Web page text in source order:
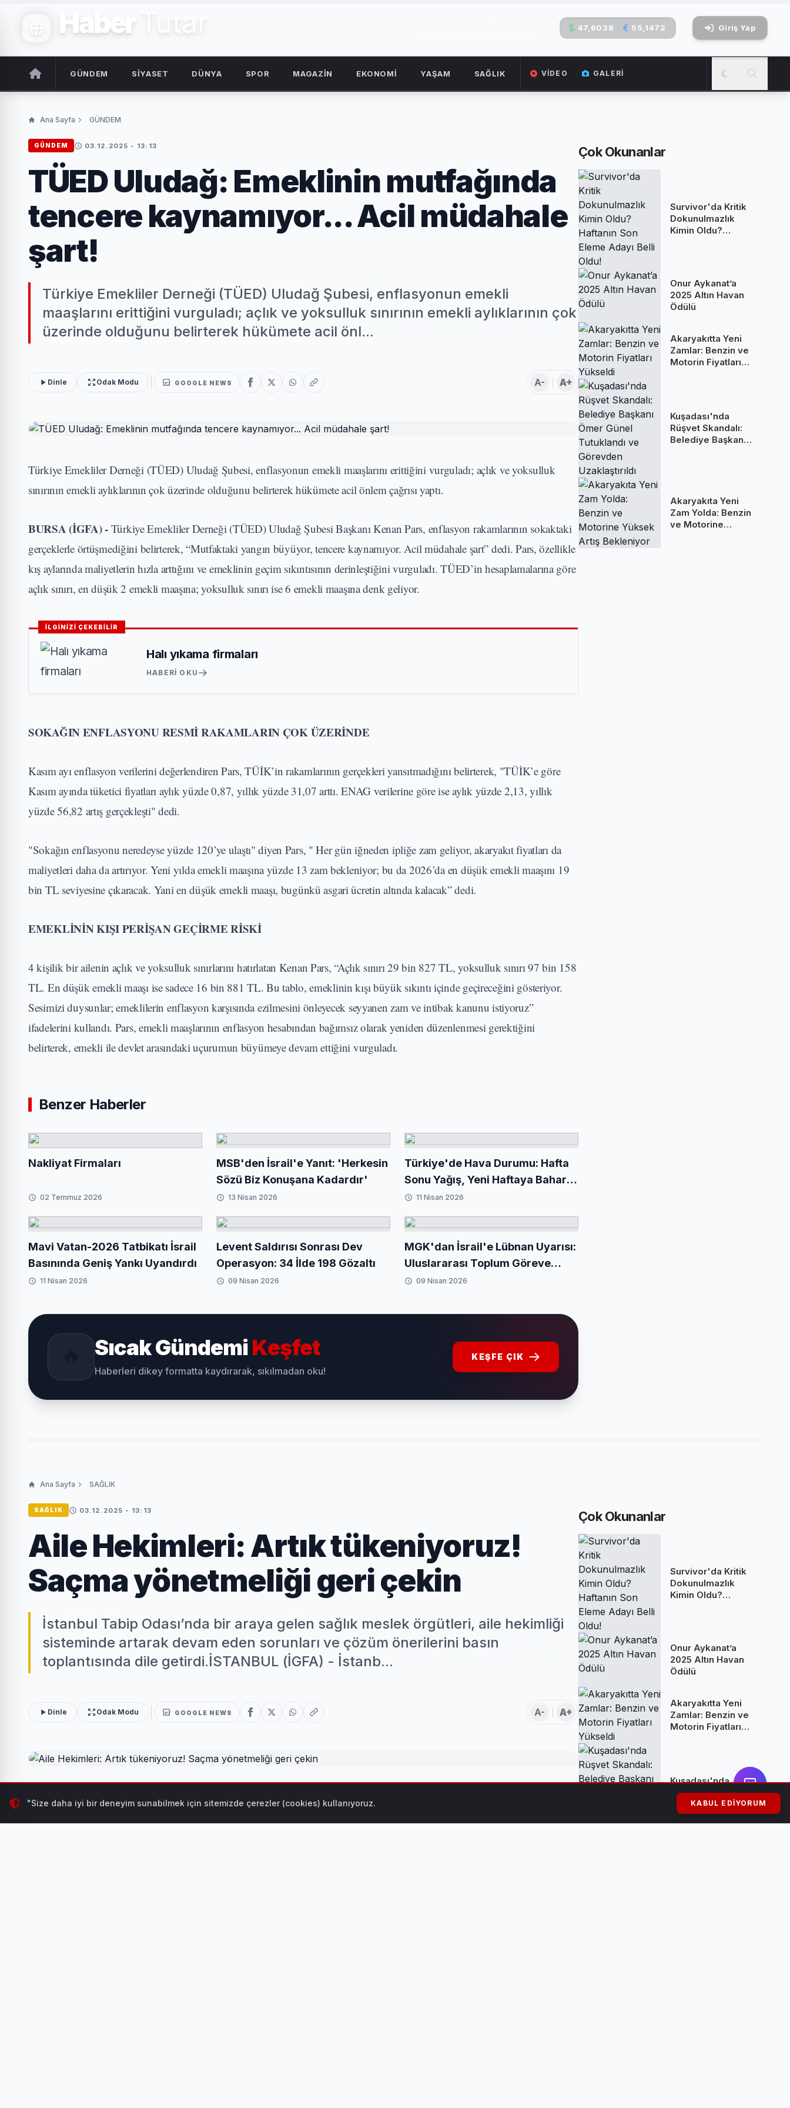
Haber Tutar 47,6038 55,1472 Giriş Yap
GÜNDEM SİYASET DÜNYA SPOR MAGAZİN EKONOMİ YAŞAM SAĞLIK VIDEO GALERI
Ana Sayfa GÜNDEM
GÜNDEM 03.12.2025 - 13:13
TÜED Uludağ: Emeklinin mutfağında
tencere kaynamıyor... Acil müdahale
şart!
Türkiye Emekliler Derneği (TÜED) Uludağ Şubesi, enflasyonun emekli
maaşlarını erittiğini vurguladı; açlık ve yoksulluk sınırının emekli aylıklarının çok
üzerinde olduğunu belirterek hükümete acil önl...
Dinle Odak Modu GOOGLE NEWS A- A+
Türkiye Emekliler Derneği (TÜED) Uludağ Şubesi, enflasyonun emekli maaşlarını erittiğini vurguladı; açlık ve yoksulluk
sınırının emekli aylıklarının çok üzerinde olduğunu belirterek hükümete acil önlem çağrısı yaptı.
BURSA (İGFA) - Türkiye Emekliler Derneği (TÜED) Uludağ Şubesi Başkanı Kenan Pars, enflasyon rakamlarının sokaktaki
gerçeklerle örtüşmediğini belirterek, “Mutfaktaki yangın büyüyor, tencere kaynamıyor. Acil müdahale şart” dedi. Pars, özellikle
kış aylarında maliyetlerin hızla arttığını ve emeklinin geçim sıkıntısının derinleştiğini vurguladı. TÜED’in hesaplamalarına göre
açlık sınırı, en düşük 2 emekli maaşına; yoksulluk sınırı ise 6 emekli maaşına denk geliyor.
İLGİNİZİ ÇEKEBİLİR
Halı yıkama firmaları
HABERI OKU
SOKAĞIN ENFLASYONU RESMİ RAKAMLARIN ÇOK ÜZERİNDE
Kasım ayı enflasyon verilerini değerlendiren Pars, TÜİK’in rakamlarının gerçekleri yansıtmadığını belirterek, "TÜİK’e göre
Kasım ayında tüketici fiyatları aylık yüzde 0,87, yıllık yüzde 31,07 arttı. ENAG verilerine göre ise aylık yüzde 2,13, yıllık
yüzde 56,82 artış gerçekleşti" dedi.
"Sokağın enflasyonu neredeyse yüzde 120’ye ulaştı" diyen Pars, " Her gün iğneden ipliğe zam geliyor, akaryakıt fiyatları da
maliyetleri daha da artırıyor. Yeni yılda emekli maaşına yüzde 13 zam bekleniyor; bu da 2026’da en düşük emekli maaşını 19
bin TL seviyesine çıkaracak. Yani en düşük emekli maaşı, bugünkü asgari ücretin altında kalacak” dedi.
EMEKLİNİN KIŞI PERİŞAN GEÇİRME RİSKİ
4 kişilik bir ailenin açlık ve yoksulluk sınırlarını hatırlatan Kenan Pars, “Açlık sınırı 29 bin 827 TL, yoksulluk sınırı 97 bin 158
TL. En düşük emekli maaşı ise sadece 16 bin 881 TL. Bu tablo, emeklinin kışı büyük sıkıntı içinde geçireceğini gösteriyor.
Sesimizi duysunlar; emeklilerin enflasyon karşısında ezilmesini önleyecek seyyanen zam ve intibak kanunu istiyoruz”
ifadelerini kullandı. Pars, emekli maaşlarının enflasyon hesabından bağımsız olarak yeniden düzenlenmesi gerektiğini
belirterek, emekli ile devlet arasındaki uçurumun büyümeye devam ettiğini vurguladı.
Benzer Haberler
Nakliyat Firmaları
02 Temmuz 2026
MSB'den İsrail'e Yanıt: 'Herkesin
Sözü Biz Konuşana Kadardır'
13 Nisan 2026
Türkiye'de Hava Durumu: Hafta
Sonu Yağış, Yeni Haftaya Baharla
Giriş11 Nisan 2026
Mavi Vatan-2026 Tatbikatı İsrail
Basınında Geniş Yankı Uyandırdı
11 Nisan 2026
Levent Saldırısı Sonrası Dev
Operasyon: 34 İlde 198 Gözaltı
09 Nisan 2026
MGK'dan İsrail'e Lübnan Uyarısı:
Uluslararası Toplum Göreve
Çağrıldı
09 Nisan 2026
Sıcak GündemiKeşfet
Haberleri dikey formatta kaydırarak, sıkılmadan oku!
KEŞFE ÇIK
Çok Okunanlar
Survivor'da Kritik
Dokunulmazlık
Kimin Oldu?
Onur Aykanat’a
2025 Altın Havan
Ödülü
Akaryakıtta Yeni
Zamlar: Benzin ve
Motorin Fiyatları
Kuşadası'nda
Rüşvet Skandalı:
Belediye Başkanı
Akaryakıta Yeni
Zam Yolda: Benzin
ve Motorine
Ana Sayfa SAĞLIK
SAĞLIK 03.12.2025 - 13:13
Aile Hekimleri: Artık tükeniyoruz!
Saçma yönetmeliği geri çekin
İstanbul Tabip Odası’nda bir araya gelen sağlık meslek örgütleri, aile hekimliği
sisteminde artarak devam eden sorunları ve çözüm önerilerini basın
toplantısında dile getirdi.İSTANBUL (İGFA) - İstanb...
Dinle Odak Modu GOOGLE NEWS A- A+
İstanbul Tabip Odası’nda bir araya gelen sağlık meslek örgütleri, aile hekimliği sisteminde artarak devam eden sorunları ve
çözüm önerilerini basın toplantısında dile getirdi.
Çok Okunanlar
Survivor'da Kritik
Dokunulmazlık
Kimin Oldu?
Onur Aykanat’a
2025 Altın Havan
Ödülü
Akaryakıtta Yeni
Zamlar: Benzin ve
Motorin Fiyatları
Kuşadası'nda
Rüşvet Skandalı:
Belediye Başkanı
Ömer Günel
"Size daha iyi bir deneyim sunabilmek için sitemizde çerezler (cookies) kullanıyoruz. KABUL EDIYORUM